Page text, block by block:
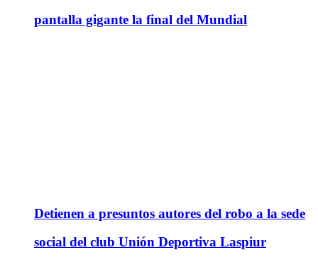
pantalla gigante la final del Mundial
Detienen a presuntos autores del robo a la sede
social del club Unión Deportiva Laspiur